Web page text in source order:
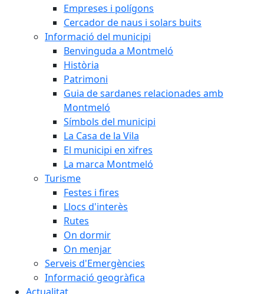
Empreses i polígons
Cercador de naus i solars buits
Informació del municipi
Benvinguda a Montmeló
Història
Patrimoni
Guia de sardanes relacionades amb
Montmeló
Símbols del municipi
La Casa de la Vila
El municipi en xifres
La marca Montmeló
Turisme
Festes i fires
Llocs d'interès
Rutes
On dormir
On menjar
Serveis d'Emergències
Informació geogràfica